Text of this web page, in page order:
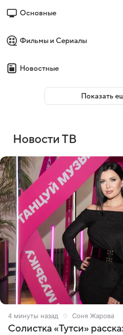
Основные
Фильмы и Сериалы
Новостные
Показать
Новости ТВ
4 минуты назад Соня Жарова
Солистка «Тутси»